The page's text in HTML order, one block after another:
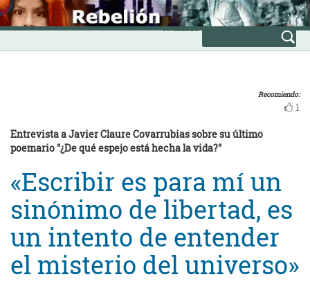
Skip
to
content
INICIO
Avanzada
Recomiendo:
1
Entrevista a Javier Claure Covarrubias sobre su último
poemario "¿De qué espejo está hecha la vida?"
«Escribir es para mí un
sinónimo de libertad, es
un intento de entender
el misterio del universo»